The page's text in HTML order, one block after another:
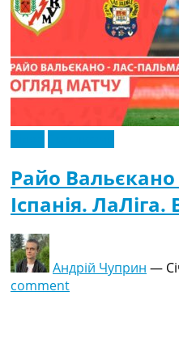
Райо
Іспанія. ЛаЛіга.
Андрій Чуприн —
comment